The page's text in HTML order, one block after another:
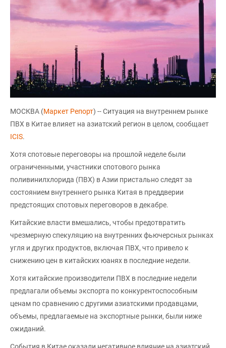
МОСКВА (Маркет Репорт) -- Ситуация на внутреннем рынке
ПВХ в Китае влияет на азиатский регион в целом, сообщает
ICIS.
Хотя спотовые переговоры на прошлой неделе были
ограниченными, участники спотового рынка
поливинилхлорида (ПВХ) в Азии пристально следят за
состоянием внутреннего рынка Китая в преддверии
предстоящих спотовых переговоров в декабре.
Китайские власти вмешались, чтобы предотвратить
чрезмерную спекуляцию на внутренних фьючерсных рынках
угля и других продуктов, включая ПВХ, что привело к
снижению цен в китайских юанях в последние недели.
Хотя китайские производители ПВХ в последние недели
предлагали объемы экспорта по конкурентоспособным
ценам по сравнению с другими азиатскими продавцами,
объемы, предлагаемые на экспортные рынки, были ниже
ожиданий.
События в Китае оказали негативное влияние на азиатский